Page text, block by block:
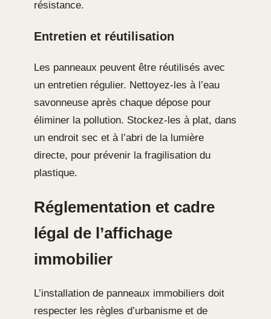
résistance.
Entretien et réutilisation
Les panneaux peuvent être réutilisés avec
un entretien régulier. Nettoyez-les à l’eau
savonneuse après chaque dépose pour
éliminer la pollution. Stockez-les à plat, dans
un endroit sec et à l’abri de la lumière
directe, pour prévenir la fragilisation du
plastique.
Réglementation et cadre
légal de l’affichage
immobilier
L’installation de panneaux immobiliers doit
respecter les règles d’urbanisme et de